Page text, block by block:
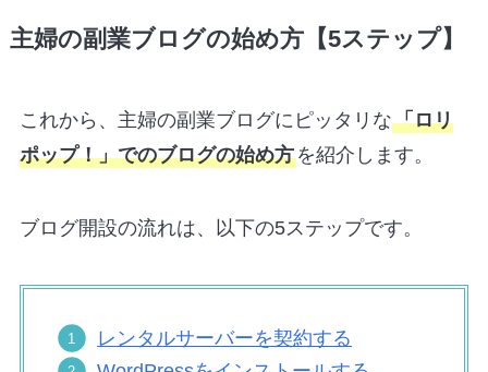
主婦の副業ブログの始め方【5ステップ】
これから、主婦の副業ブログにピッタリな「ロリ
ポップ！」でのブログの始め方を紹介します。
ブログ開設の流れは、以下の5ステップです。
レンタルサーバーを契約する